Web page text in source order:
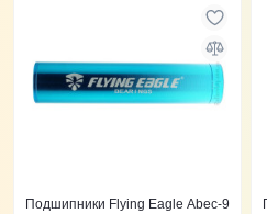
Подшипники Flying Eagle Abec-9